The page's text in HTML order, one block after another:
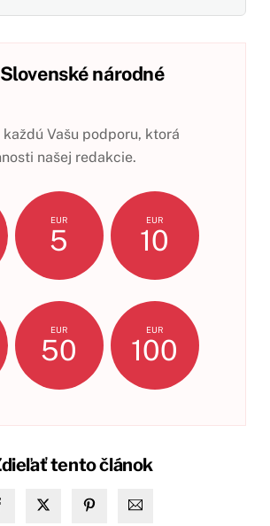
národné
každú Vašu podporu, ktorá
našej redakcie.
EUR
5
EUR
10
EUR
50
EUR
100
tento článok